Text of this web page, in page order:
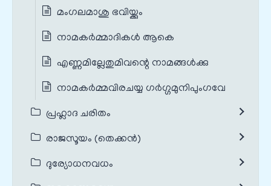
മംഗലമാശു ഭവിയ്ക്കും
നാമകർമ്മാദികൾ ആകെ
എണ്ണമില്ലേതുമിവന്റെ നാമങ്ങൾക്കു
നാമകർമ്മവിരചയ്യ ഗർഗ്ഗമുനിപുംഗവേ
പ്രഹ്ലാദ ചരിതം
രാജസൂയം (തെക്കൻ)
ദുര്യോധനവധം